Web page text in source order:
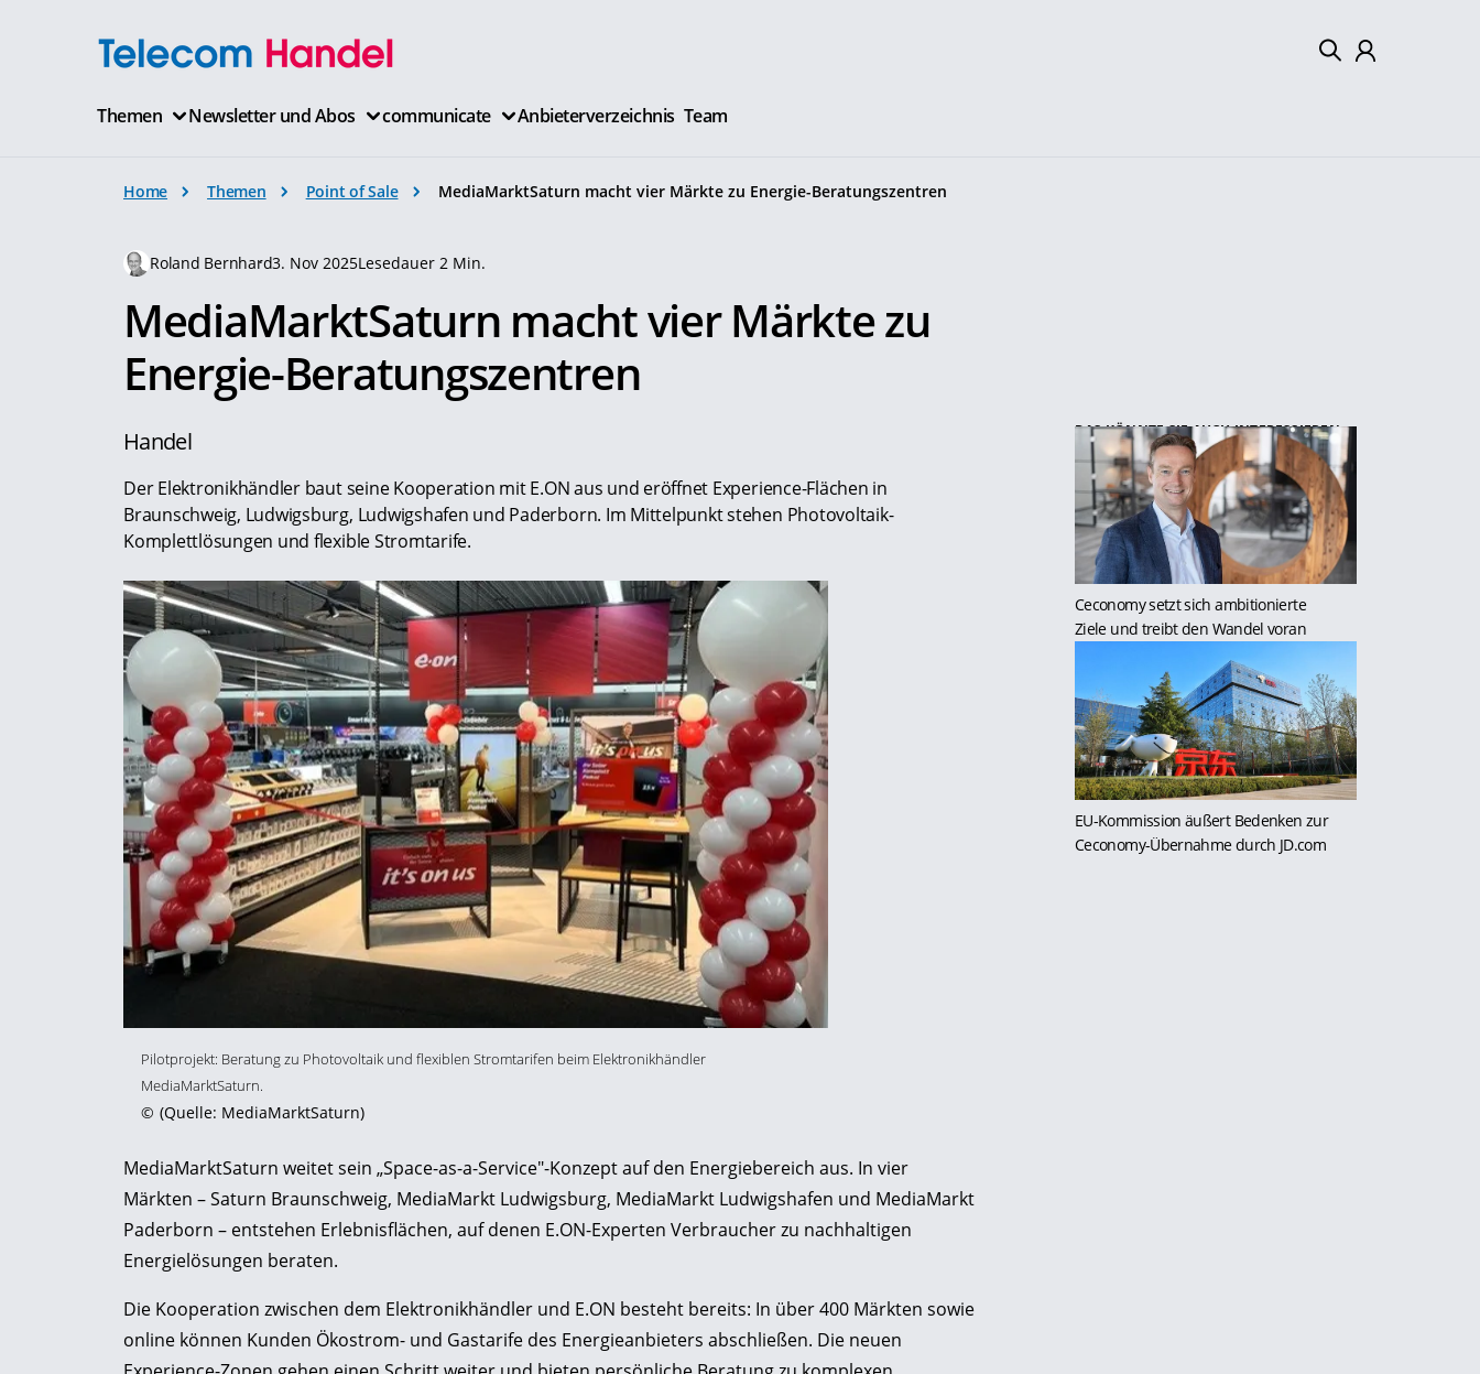
Themen Newsletter und Abos communicate Anbieterverzeichnis Team
Home Themen Point of Sale MediaMarktSaturn macht vier Märkte zu Energie-Beratungszentren
Roland Bernhard3. Nov 2025Lesedauer 2 Min.
MediaMarktSaturn macht vier Märkte zu
Energie-Beratungszentren
Handel
Der Elektronikhändler baut seine Kooperation mit E.ON aus und eröffnet Experience-Flächen in
Braunschweig, Ludwigsburg, Ludwigshafen und Paderborn. Im Mittelpunkt stehen Photovoltaik-
Komplettlösungen und flexible Stromtarife.
Pilotprojekt: Beratung zu Photovoltaik und flexiblen Stromtarifen beim Elektronikhändler
MediaMarktSaturn.
© (Quelle: MediaMarktSaturn)
MediaMarktSaturn weitet sein „Space-as-a-Service"-Konzept auf den Energiebereich aus. In vier
Märkten – Saturn Braunschweig, MediaMarkt Ludwigsburg, MediaMarkt Ludwigshafen und MediaMarkt
Paderborn – entstehen Erlebnisflächen, auf denen E.ON-Experten Verbraucher zu nachhaltigen
Energielösungen beraten.
Die Kooperation zwischen dem Elektronikhändler und E.ON besteht bereits: In über 400 Märkten sowie
online können Kunden Ökostrom- und Gastarife des Energieanbieters abschließen. Die neuen
DAS KÖNNTE SIE AUCH INTERESSIEREN:
Ceconomy setzt sich ambitionierte
Ziele und treibt den Wandel voran
EU-Kommission äußert Bedenken zur
Ceconomy-Übernahme durch JD.com